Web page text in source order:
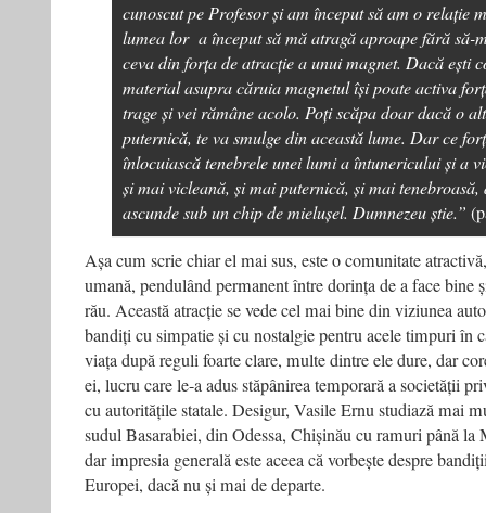
cunoscut pe Profesor și am început să am o relație
lumea lor a început să mă atragă aproape fără să-
ceva din forța de atracție a unui magnet. Dacă ești
material asupra căruia magnetul își poate activa
trage și vei rămâne acolo. Poți scăpa doar dacă o
puternică, te va smulge din această lume. Dar ce
înlocuiască tenebrele unei lumi a întunericului și a
și mai vicleană, și mai puternică, și mai tenebroasă,
ascunde sub un chip de mielușel. Dumnezeu știe.”
Așa cum scrie chiar el mai sus, este o comunitate
umană, pendulând permanent între dorința de a face bine
rău. Această atracție se vede cel mai bine din viziunea
bandiți cu simpatie și cu nostalgie pentru acele timpuri în
viața după reguli foarte clare, multe dintre ele dure, dar
ei, lucru care le-a adus stăpânirea temporară a societății
cu autoritățile statale. Desigur, Vasile Ernu studiază mai
sudul Basarabiei, din Odessa, Chișinău cu ramuri până la
dar impresia generală este aceea că vorbește despre
Europei, dacă nu și mai de departe.